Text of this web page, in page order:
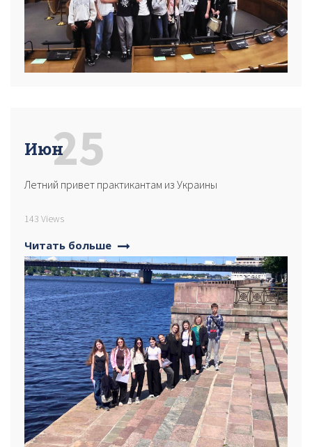
Июн
Летний привет практикантам из Украины
143 Views
Читать больше
25